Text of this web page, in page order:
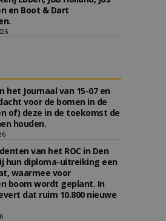
en Boot & Dart
het Journaal van 15-07 en
voor de bomen in de
of) deze in de toekomst de
houden.
van het ROC in Den
hun diploma-uitreiking een
waarmee voor
boom wordt geplant. In
dat ruim 10.800 nieuwe